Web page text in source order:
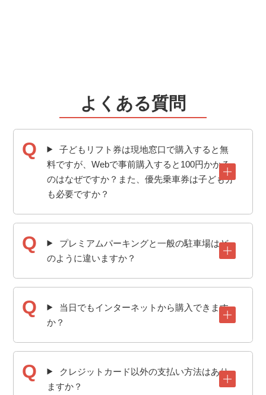
よくある質問
子どもリフト券は現地窓口で購入すると無
料ですが、Webで事前購入すると100円かかる
のはなぜですか？また、優先乗車券は子ども分
も必要ですか？
プレミアムパーキングと一般の駐車場はど
のように違いますか？
当日でもインターネットから購入できます
か？
クレジットカード以外の支払い方法はあり
ますか？